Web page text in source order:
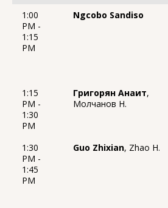
1:00
PM -
1:15
PM
Ngcobo Sandiso
1:15
PM -
1:30
PM
Григорян Анаит,
Молчанов Н.
1:30
PM -
1:45
PM
Guo Zhixian, Zhao H.